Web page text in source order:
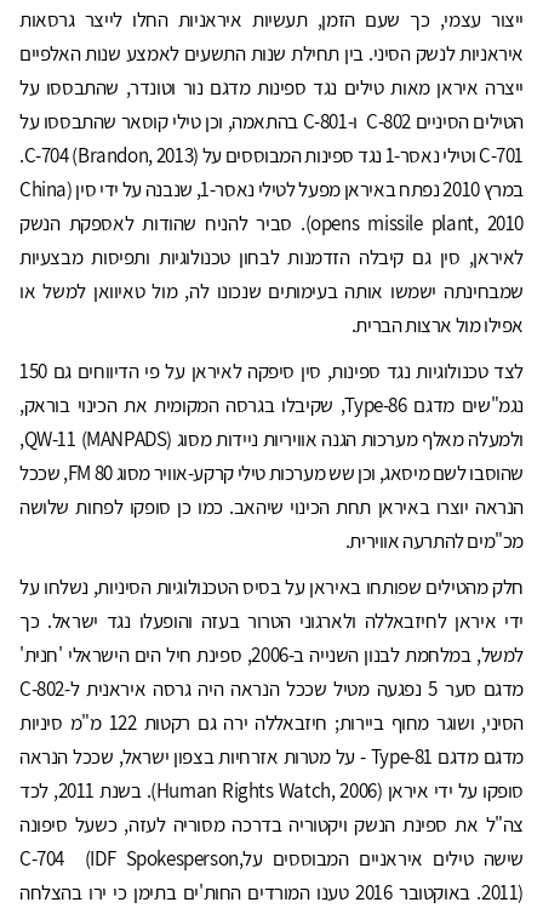
ייצור עצמי, כך שעם הזמן, תעשיות איראניות החלו לייצר גרסאות
איראניות לנשק הסיני. בין תחילת שנות התשעים לאמצע שנות האלפיים
ייצרה איראן מאות טילים נגד ספינות מדגם נור וטונדר, שהתבססו על
הטילים הסיניים C-802 ו-C-801 בהתאמה, וכן טילי קוסאר שהתבססו על
C-701 וטילי נאסר-1 נגד ספינות המבוססים על C-704 (Brandon, 2013).
במרץ 2010 נפתח באיראן מפעל לטילי נאסר-1, שנבנה על ידי סין (China
opens missile plant, 2010). סביר להניח שהודות לאספקת הנשק
לאיראן, סין גם קיבלה הזדמנות לבחון טכנולוגיות ותפיסות מבצעיות
שמבחינתה ישמשו אותה בעימותים שנכונו לה, מול טאיוואן למשל או
אפילו מול ארצות הברית.
לצד טכנולוגיות נגד ספינות, סין סיפקה לאיראן על פי הדיווחים גם 150
נגמ"שים מדגם Type-86, שקיבלו בגרסה המקומית את הכינוי בוראק,
ולמעלה מאלף מערכות הגנה אוויריות ניידות מסוג QW-11 (MANPADS),
שהוסבו לשם מיסאג, וכן שש מערכות טילי קרקע-אוויר מסוג FM 80, שככל
הנראה יוצרו באיראן תחת הכינוי שיהאב. כמו כן סופקו לפחות שלושה
מכ"מים להתרעה אווירית.
חלק מהטילים שפותחו באיראן על בסיס הטכנולוגיות הסיניות, נשלחו על
ידי איראן לחיזבאללה ולארגוני הטרור בעזה והופעלו נגד ישראל. כך
למשל, במלחמת לבנון השנייה ב-2006, ספינת חיל הים הישראלי 'חנית'
מדגם סער 5 נפגעה מטיל שככל הנראה היה גרסה איראנית ל-C-802
הסיני, ושוגר מחוף ביירות; חיזבאללה ירה גם רקטות 122 מ"מ סיניות
מדגם מדגם Type-81 - על מטרות אזרחיות בצפון ישראל, שככל הנראה
סופקו על ידי איראן (Human Rights Watch, 2006). בשנת 2011, לכד
צה"ל את ספינת הנשק ויקטוריה בדרכה מסוריה לעזה, כשעל סיפונה
שישה טילים איראניים המבוססים עלC-704 (IDF Spokesperson,
2011). באוקטובר 2016 טענו המורדים החות'ים בתימן כי ירו בהצלחה